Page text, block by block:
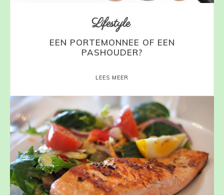
Lifestyle
EEN PORTEMONNEE OF EEN
PASHOUDER?
LEES MEER